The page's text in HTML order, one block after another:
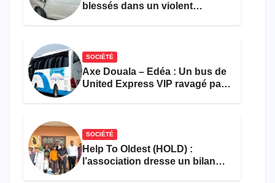
blessés dans un violent
SOCIÉTÉ
Axe Douala – Edéa : Un bus de
United Express VIP ravagé par
SOCIÉTÉ
Help To Oldest (HOLD) :
l’association dresse un bilan